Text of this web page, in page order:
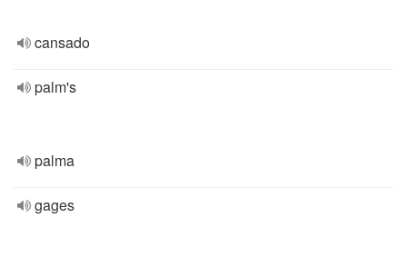
cansado
palm's
palma
gages